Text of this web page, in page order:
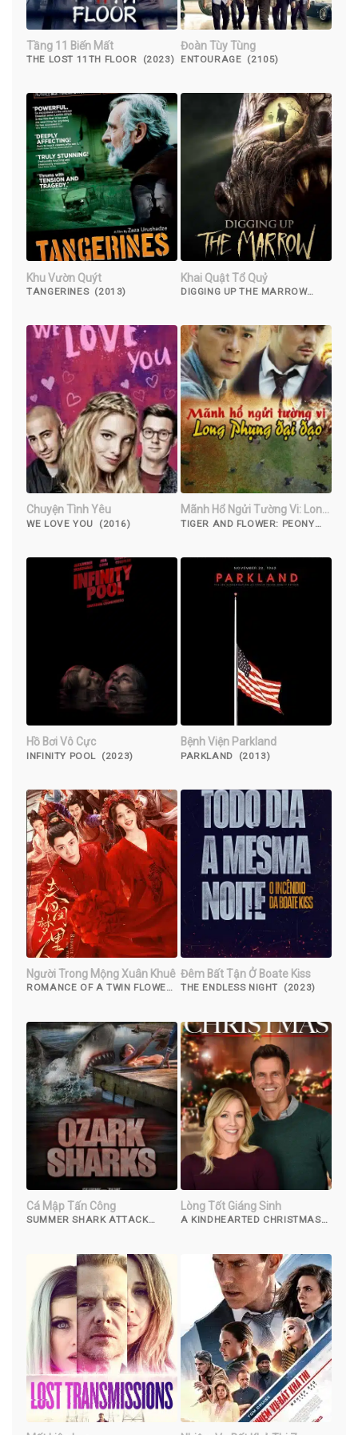
Tầng 11 Biến Mất
THE LOST 11TH FLOOR (2023)
Đoàn Tùy Tùng
ENTOURAGE (2105)
Khu Vườn Quýt
TANGERINES (2013)
Khai Quật Tổ Quỷ
DIGGING UP THE MARROW
Chuyện Tình Yêu
WE LOVE YOU (2016)
Mãnh Hổ Ngửi Tường Vi: Long
Phụng Đại Đao
TIGER AND FLOWER: PEONY
Hồ Bơi Vô Cực
INFINITY POOL (2023)
Bệnh Viện Parkland
PARKLAND (2013)
Người Trong Mộng Xuân Khuê
ROMANCE OF A TWIN FLOWER
Đêm Bất Tận Ở Boate Kiss
THE ENDLESS NIGHT (2023)
Cá Mập Tấn Công
SUMMER SHARK ATTACK
Lòng Tốt Giáng Sinh
A KINDHEARTED CHRISTMAS